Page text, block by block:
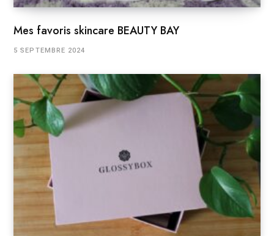
Mes favoris skincare BEAUTY BAY
5 SEPTEMBRE 2024